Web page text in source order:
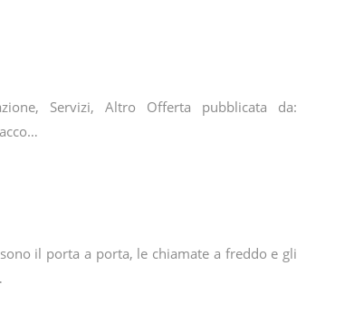
Servizi, Altro Offerta pubblicata da:
il porta a porta, le chiamate a freddo e gli